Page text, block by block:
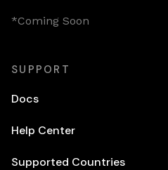
*Coming Soon
SUPPORT
Docs
Help Center
Supported Countries